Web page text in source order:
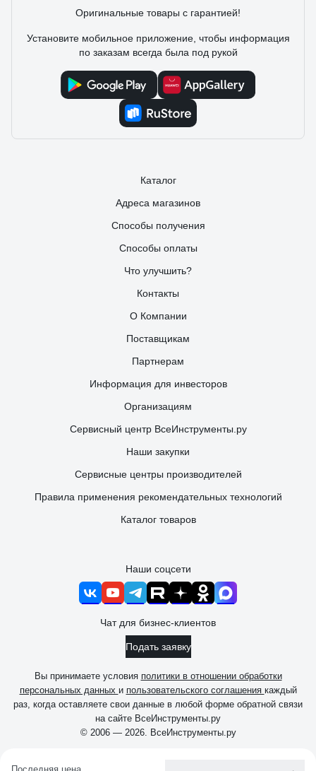
Оригинальные товары с гарантией!
Установите мобильное приложение, чтобы информация
по заказам всегда была под рукой
Каталог
Адреса магазинов
Способы получения
Способы оплаты
Что улучшить?
Контакты
О Компании
Поставщикам
Партнерам
Информация для инвесторов
Организациям
Сервисный центр ВсеИнструменты.ру
Наши закупки
Сервисные центры производителей
Правила применения рекомендательных технологий
Каталог товаров
Наши соцсети
Чат для бизнес-клиентов
Подать заявку
Вы принимаете условия политики в отношении обработки
персональных данных и пользовательского соглашения каждый
раз, когда оставляете свои данные в любой форме обратной связи
на сайте ВсеИнструменты.ру
© 2006 — 2026. ВсеИнструменты.ру